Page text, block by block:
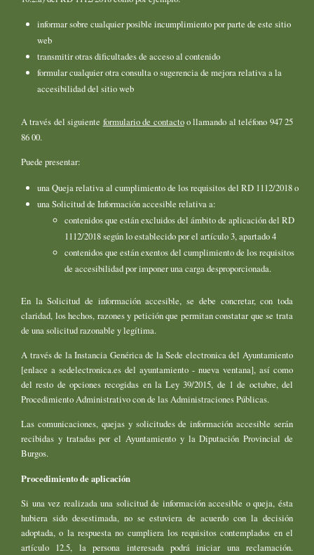
informar sobre cualquier posible incumplimiento por parte de este sitio
web
transmitir otras dificultades de acceso al contenido
formular cualquier otra consulta o sugerencia de mejora relativa a la
accesibilidad del sitio web
A través del siguiente formulario de contactoo llamando al teléfono 947 25
86 00.
Puede presentar:
una Queja relativa al cumplimiento de los requisitos del RD 1112/2018 o
una Solicitud de Información accesible relativa a:
contenidos que están excluidos del ámbito de aplicación del RD
1112/2018 según lo establecido por el artículo 3, apartado 4
contenidos que están exentos del cumplimiento de los requisitos
de accesibilidad por imponer una carga desproporcionada.
En la Solicitud de información accesible, se debe concretar, con toda
claridad, los hechos, razones y petición que permitan constatar que se trata
de una solicitud razonable y legítima.
A través de la Instancia Genérica de la Sede electronica del Ayuntamiento
[enlace a sedelectronica.es del ayuntamiento - nueva ventana], así como
del resto de opciones recogidas en la Ley 39/2015, de 1 de octubre, del
Procedimiento Administrativo con de las Administraciones Públicas.
Las comunicaciones, quejas y solicitudes de información accesible serán
recibidas y tratadas por el Ayuntamiento y la Diputación Provincial de
Burgos.
Procedimiento de aplicación
Si una vez realizada una solicitud de información accesible o queja, ésta
hubiera sido desestimada, no se estuviera de acuerdo con la decisión
adoptada, o la respuesta no cumpliera los requisitos contemplados en el
artículo 12.5, la persona interesada podrá iniciar una reclamación.